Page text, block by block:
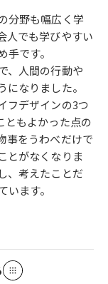
分野も幅広く学
人でも学びやすい
です。
、人間の行動や
なりました。
フデザインの3つ
ともよかった点の
事をうわべだけで
とがなくなりま
、考えたことだ
ます。